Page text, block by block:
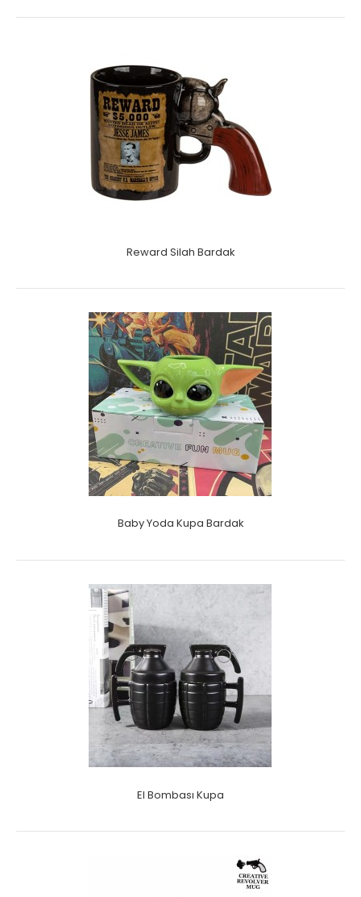
Reward Silah Bardak
Baby Yoda Kupa Bardak
El Bombası Kupa